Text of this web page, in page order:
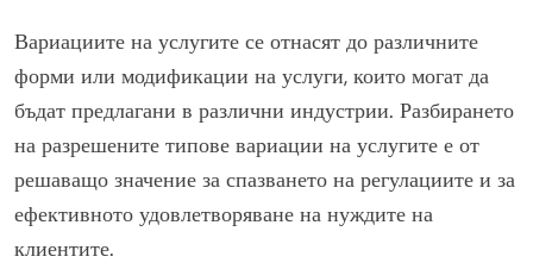
Вариациите на услугите се отнасят до различните
форми или модификации на услуги, които могат да
бъдат предлагани в различни индустрии. Разбирането
на разрешените типове вариации на услугите е от
решаващо значение за спазването на регулациите и за
ефективното удовлетворяване на нуждите на
клиентите.